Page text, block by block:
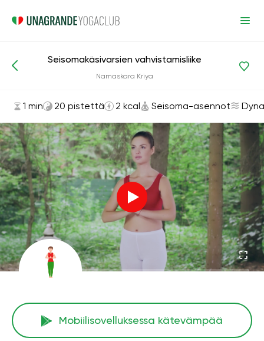
Asanat ja harjoitukset Seisoma-asennot
Seisomakäsivarsien vahvistamisliike
Namaskara Kriya
1 min 20 pistettä 2 kcal Seisoma-asennot
Mobiilisovelluksessa kätevämpää